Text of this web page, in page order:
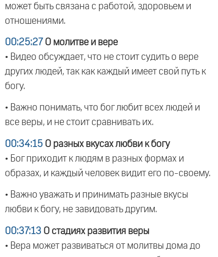
может быть связана с работой, здоровьем и
отношениями.
00:25:27 О молитве и вере
• Видео обсуждает, что не стоит судить о вере
других людей, так как каждый имеет свой путь к
богу.
• Важно понимать, что бог любит всех людей и
все веры, и не стоит сравнивать их.
00:34:15 О разных вкусах любви к богу
• Бог приходит к людям в разных формах и
образах, и каждый человек видит его по-своему.
• Важно уважать и принимать разные вкусы
любви к богу, не завидовать другим.
00:37:13 О стадиях развития веры
• Вера может развиваться от молитвы дома до